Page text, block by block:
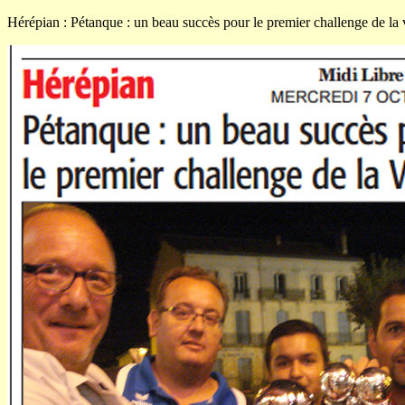
Hérépian : Pétanque : un beau succès pour le premier challenge de la